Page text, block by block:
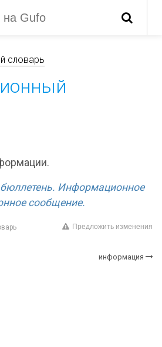
словарь
Информационное
сообщение.
Предложить изменения
информация